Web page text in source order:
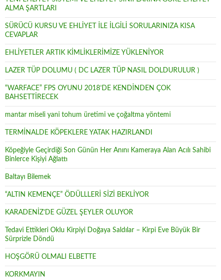
ALMA ŞARTLARI
SÜRÜCÜ KURSU VE EHLİYET İLE İLGİLİ SORULARINIZA KISA
CEVAPLAR
EHLİYETLER ARTIK KİMLİKLERİMİZE YÜKLENİYOR
LAZER TÜP DOLUMU ( DC LAZER TÜP NASIL DOLDURULUR )
“WARFACE” FPS OYUNU 2018’DE KENDİNDEN ÇOK
BAHSETTİRECEK
mantar miseli yani tohum üretimi ve çoğaltma yöntemi
TERMİNALDE KÖPEKLERE YATAK HAZIRLANDI
Köpeğiyle Geçirdiği Son Günün Her Anını Kameraya Alan Acılı Sahibi
Binlerce Kişiyi Ağlattı
Baltayı Bilemek
“ALTIN KEMENÇE” ÖDÜLLLERİ SİZİ BEKLİYOR
KARADENİZ’DE GÜZEL ŞEYLER OLUYOR
Tedavi Ettikleri Oklu Kirpiyi Doğaya Saldılar – Kirpi Eve Büyük Bir
Sürprizle Döndü
HOŞGÖRÜ OLMALI ELBETTE
KORKMAYIN